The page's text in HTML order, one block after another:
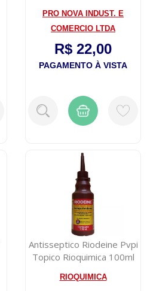
PRO NOVA INDUST. E
COMERCIO LTDA
R$ 22,00
PAGAMENTO À VISTA
Antisseptico Riodeine Pvpi
Topico Rioquimica 100ml
RIOQUIMICA